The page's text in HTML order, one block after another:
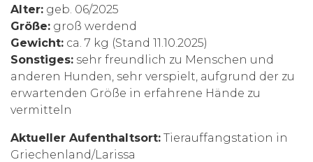
Alter: geb. 06/2025
Größe: groß werdend
Gewicht: ca. 7 kg (Stand 11.10.2025)
Sonstiges: sehr freundlich zu Menschen und
anderen Hunden, sehr verspielt, aufgrund der zu
erwartenden Größe in erfahrene Hände zu
vermitteln
Aktueller Aufenthaltsort: Tierauffangstation in
Griechenland/Larissa